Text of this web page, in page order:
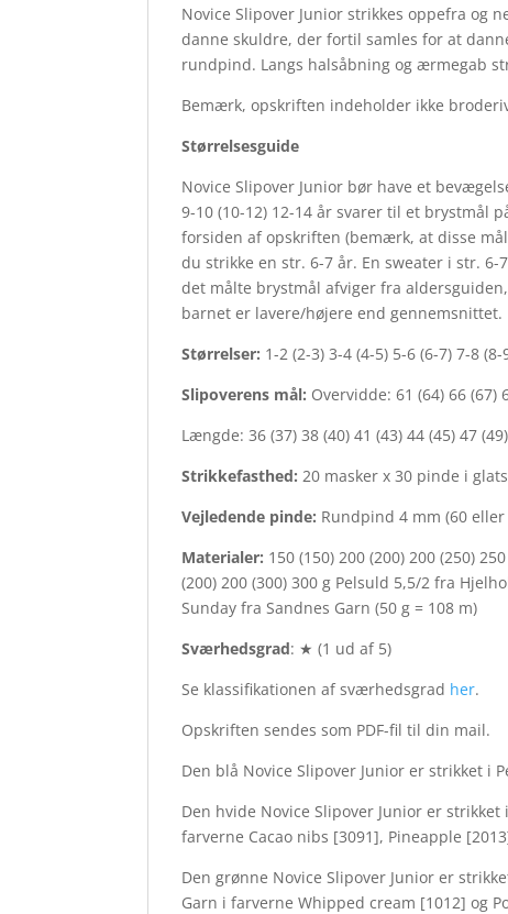
Novice Slipover Junior strikkes oppefra og
danne skuldre, der fortil samles for at
rundpind. Langs halsåbning og ærmegab
Bemærk, opskriften indeholder ikke
Størrelsesguide
Novice Slipover Junior bør have et
9-10 (10-12) 12-14 år svarer til et brystmål
forsiden af opskriften (bemærk, at disse
du strikke en str. 6-7 år. En sweater i str.
det målte brystmål afviger fra
barnet er lavere/højere end gennemsnittet.
Størrelser: 1-2 (2-3) 3-4 (4-5) 5-6 (6-7) 7-8
Slipoverens mål: Overvidde: 61 (64) 66 (67)
Længde: 36 (37) 38 (40) 41 (43) 44 (45) 47
Strikkefasthed: 20 masker x 30 pinde i
Vejledende pinde: Rundpind 4 mm (60
Materialer: 150 (150) 200 (200) 200 (250)
(200) 200 (300) 300 g Pelsuld 5,5/2 fra
Sunday fra Sandnes Garn (50 g = 108 m)
Sværhedsgrad: ★ (1 ud af 5)
Se klassifikationen af sværhedsgrad her.
Opskriften sendes som PDF-fil til din mail.
Den blå Novice Slipover Junior er strikket i
Den hvide Novice Slipover Junior er
farverne Cacao nibs [3091], Pineapple
Den grønne Novice Slipover Junior er
Garn i farverne Whipped cream [1012] og